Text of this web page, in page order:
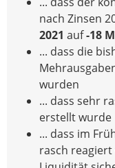
nach Zinsen
2021 auf-18
... dass die
wurden
... dass sehr
erstellt wurde
... dass im
rasch